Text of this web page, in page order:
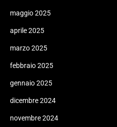
maggio 2025
aprile 2025
marzo 2025
febbraio 2025
gennaio 2025
dicembre 2024
novembre 2024